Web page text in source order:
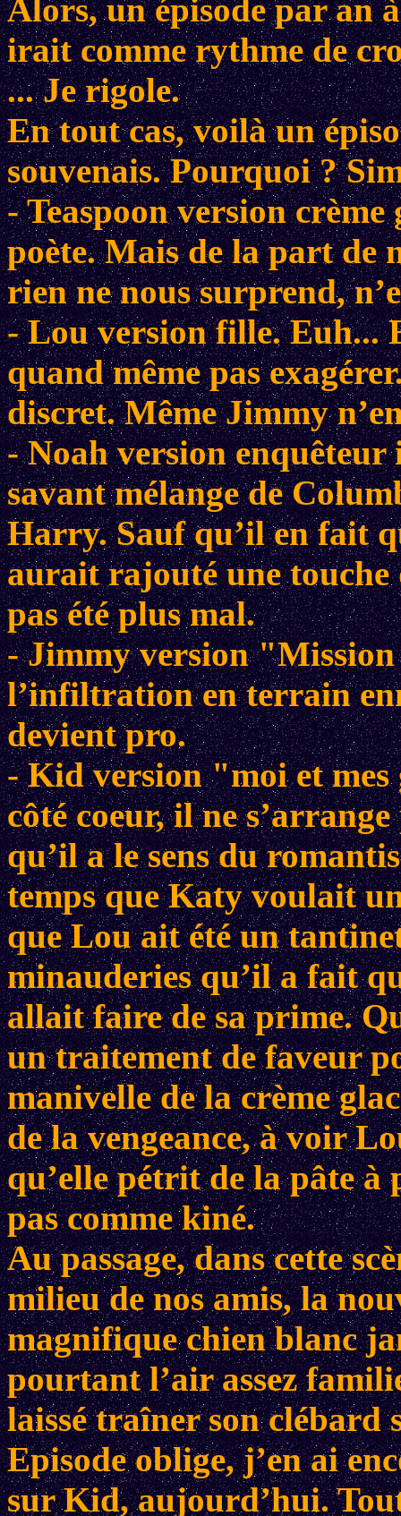
Alors, un épisode par an
irait comme rythme de
... Je rigole.
En tout cas, voilà un
souvenais. Pourquoi ?
- Teaspoon version
poète. Mais de la part de
rien ne nous surprend,
- Lou version fille. Euh...
quand même pas
discret. Même Jimmy
- Noah version
savant mélange de
Harry. Sauf qu’il en fait
aurait rajouté une touche
pas été plus mal.
- Jimmy version
l’infiltration en terrain
devient pro.
- Kid version "moi et mes
côté coeur, il ne
qu’il a le sens du
temps que Katy voulait
que Lou ait été un
minauderies qu’il a fait
allait faire de sa prime.
un traitement de faveur
manivelle de la crème
de la vengeance, à voir
qu’elle pétrit de la pâte à
pas comme kiné.
Au passage, dans cette
milieu de nos amis, la
magnifique chien blanc
pourtant l’air assez
laissé traîner son clébard
Episode oblige, j’en ai
sur Kid, aujourd’hui.